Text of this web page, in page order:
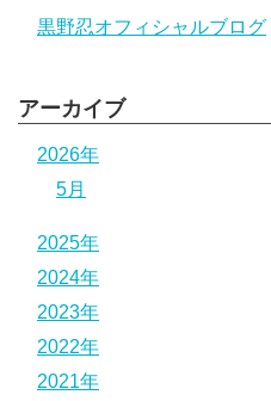
黒野忍オフィシャルブログ
アーカイブ
2026年
5月
2025年
2024年
2023年
2022年
2021年